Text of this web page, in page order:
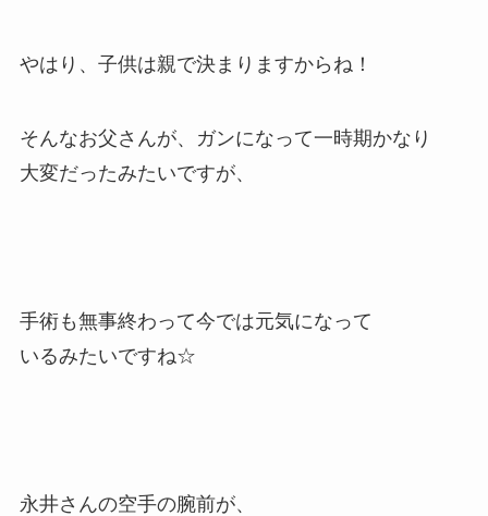
やはり、子供は親で決まりますからね！
そんなお父さんが、ガンになって一時期かなり
大変だったみたいですが、
手術も無事終わって今では元気になって
いるみたいですね☆
永井さんの空手の腕前が、